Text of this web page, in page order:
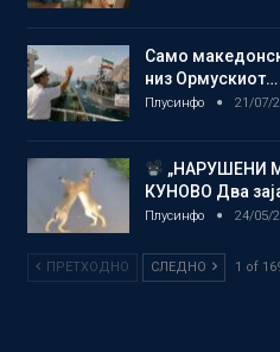
Само
низ Ормускиот…
Плусинфо 21/07/
„НАРУШЕНИ
КУНОВО Два
Плусинфо 24/05/
ПРЕТХОДНО СЛЕДНО 1 of